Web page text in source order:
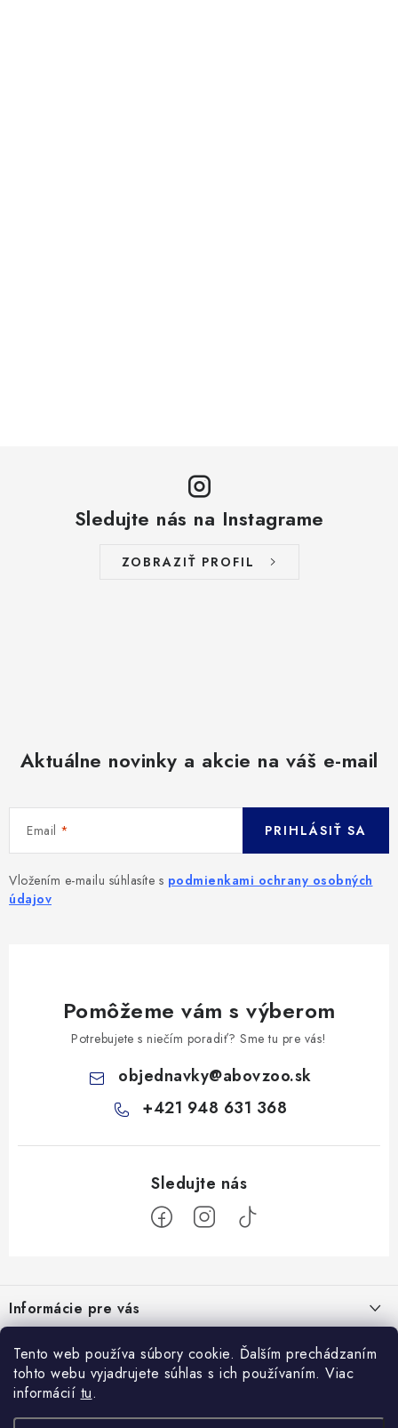
Tento web používa súbory cookie. Ďalším prechádzaním
tohto webu vyjadrujete súhlas s ich používaním. Viac
informácií tu.
Sledujte nás na Instagrame
ZOBRAZIŤ PROFIL
Aktuálne novinky a akcie na váš e-mail
Email
Vložením e-mailu súhlasíte s podmienkami ochrany osobných
údajov
PRIHLÁSIŤ SA
Pomôžeme vám s výberom
Potrebujete s niečím poradiť? Sme tu pre vás!
objednavky@abovzoo.sk
+421 948 631 368
p
ä
Informácie pre vás
Všeobecné obchodné podmienky
Podmienky ochrany osobných údajov
Prijímame online platby
Blog